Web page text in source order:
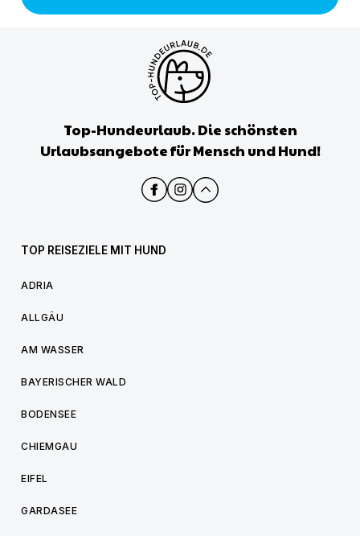
Top-Hundeurlaub. Die schönsten
Urlaubsangebote für Mensch und Hund!
TOP REISEZIELE MIT HUND
ADRIA
ALLGÄU
AM WASSER
BAYERISCHER WALD
BODENSEE
CHIEMGAU
EIFEL
GARDASEE